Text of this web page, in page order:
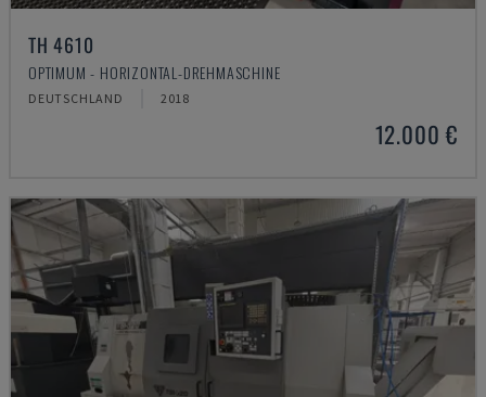
TH 4610
OPTIMUM - HORIZONTAL-DREHMASCHINE
DEUTSCHLAND 2018
12.000 €